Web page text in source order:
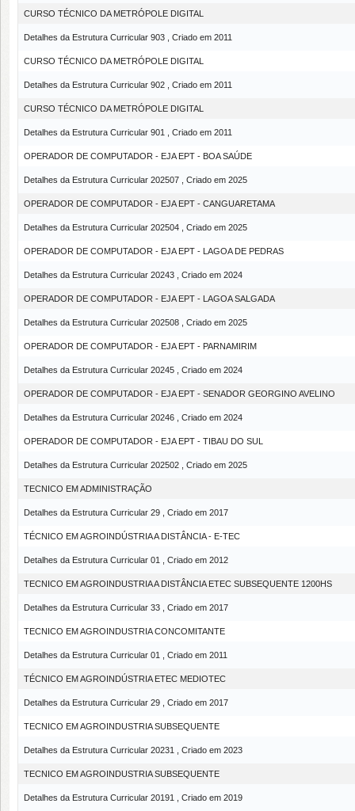
CURSO TÉCNICO DA METRÓPOLE DIGITAL
Detalhes da Estrutura Curricular 903 , Criado em 2011
CURSO TÉCNICO DA METRÓPOLE DIGITAL
Detalhes da Estrutura Curricular 902 , Criado em 2011
CURSO TÉCNICO DA METRÓPOLE DIGITAL
Detalhes da Estrutura Curricular 901 , Criado em 2011
OPERADOR DE COMPUTADOR - EJA EPT - BOA SAÚDE
Detalhes da Estrutura Curricular 202507 , Criado em 2025
OPERADOR DE COMPUTADOR - EJA EPT - CANGUARETAMA
Detalhes da Estrutura Curricular 202504 , Criado em 2025
OPERADOR DE COMPUTADOR - EJA EPT - LAGOA DE PEDRAS
Detalhes da Estrutura Curricular 20243 , Criado em 2024
OPERADOR DE COMPUTADOR - EJA EPT - LAGOA SALGADA
Detalhes da Estrutura Curricular 202508 , Criado em 2025
OPERADOR DE COMPUTADOR - EJA EPT - PARNAMIRIM
Detalhes da Estrutura Curricular 20245 , Criado em 2024
OPERADOR DE COMPUTADOR - EJA EPT - SENADOR GEORGINO AVELINO
Detalhes da Estrutura Curricular 20246 , Criado em 2024
OPERADOR DE COMPUTADOR - EJA EPT - TIBAU DO SUL
Detalhes da Estrutura Curricular 202502 , Criado em 2025
TECNICO EM ADMINISTRAÇÃO
Detalhes da Estrutura Curricular 29 , Criado em 2017
TÉCNICO EM AGROINDÚSTRIA A DISTÂNCIA - E-TEC
Detalhes da Estrutura Curricular 01 , Criado em 2012
TECNICO EM AGROINDUSTRIA A DISTÂNCIA ETEC SUBSEQUENTE 1200HS
Detalhes da Estrutura Curricular 33 , Criado em 2017
TECNICO EM AGROINDUSTRIA CONCOMITANTE
Detalhes da Estrutura Curricular 01 , Criado em 2011
TÉCNICO EM AGROINDÚSTRIA ETEC MEDIOTEC
Detalhes da Estrutura Curricular 29 , Criado em 2017
TECNICO EM AGROINDUSTRIA SUBSEQUENTE
Detalhes da Estrutura Curricular 20231 , Criado em 2023
TECNICO EM AGROINDUSTRIA SUBSEQUENTE
Detalhes da Estrutura Curricular 20191 , Criado em 2019